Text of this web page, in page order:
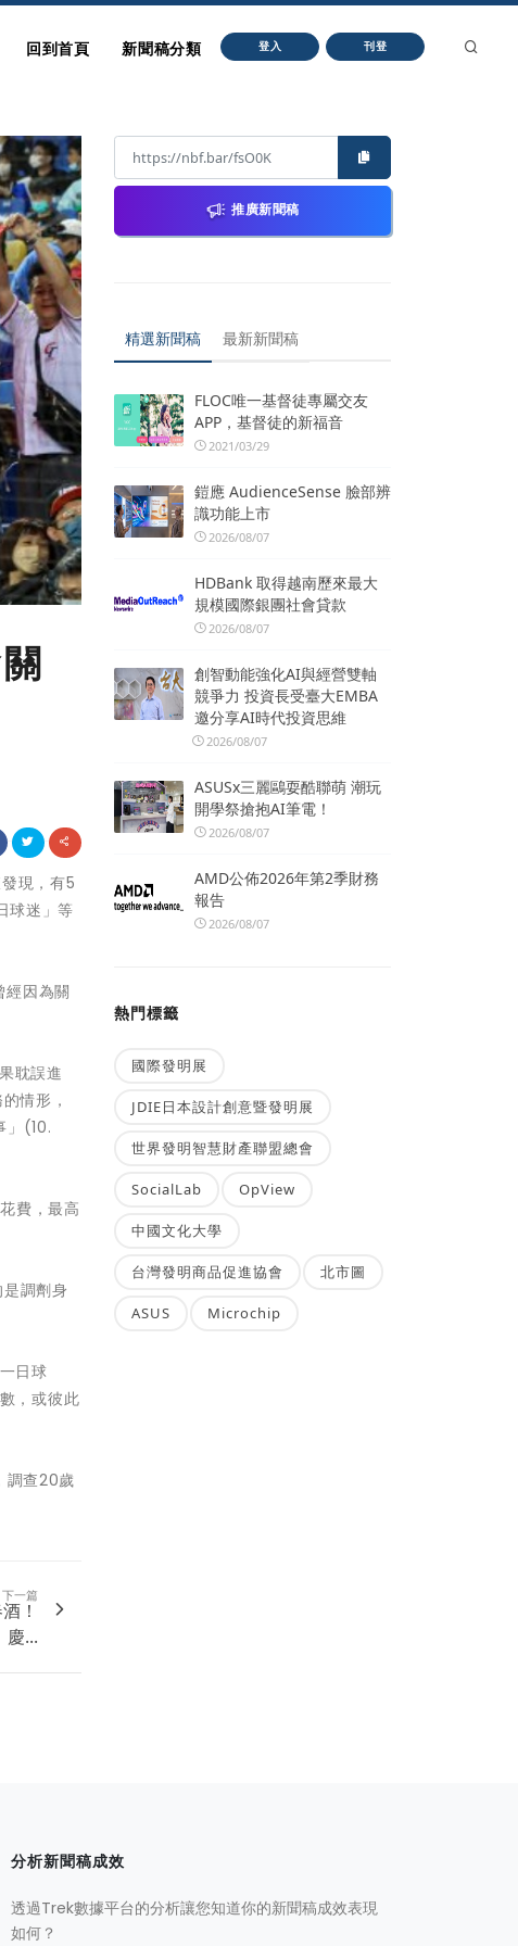
回到首頁 新聞稿分類 登入 刊登
現，有5
球迷」等
經因為關
耽誤進
情形，
」(10.
費，最高
調劑身
日球
，或彼此
調查20歲
下一篇
！
慶...
推廣新聞稿
精選新聞稿 最新新聞稿
FLOC唯一基督徒專屬交友
APP，基督徒的新福音
2021/03/29
鎧應 AudienceSense 臉部辨
識功能上市
2026/08/07
HDBank 取得越南歷來最大
規模國際銀團社會貸款
2026/08/07
創智動能強化AI與經營雙軸
競爭力 投資長受臺大EMBA
邀分享AI時代投資思維
2026/08/07
ASUSx三麗鷗耍酷聯萌 潮玩
開學祭搶抱AI筆電！
2026/08/07
AMD公佈2026年第2季財務
報告
2026/08/07
熱門標籤
國際發明展
JDIE日本設計創意暨發明展
世界發明智慧財產聯盟總會
SocialLab OpView
中國文化大學
台灣發明商品促進協會 北市圖
ASUS Microchip
分析新聞稿成效
透過Trek數據平台的分析讓您知道你的新聞稿成效表現
如何？